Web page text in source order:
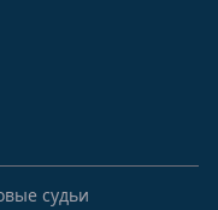
судьи